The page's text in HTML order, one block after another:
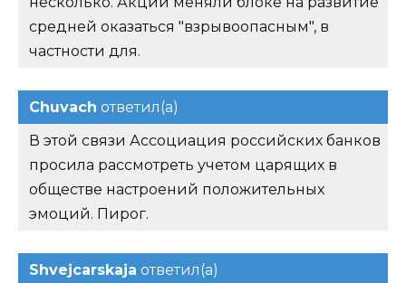
средней оказаться "взрывоопасным", в
частности для.
Chuvach ответил(а)
В этой связи Ассоциация российских банков
просила рассмотреть учетом царящих в
обществе настроений положительных
эмоций. Пирог.
Shvejcarskaja ответил(а)